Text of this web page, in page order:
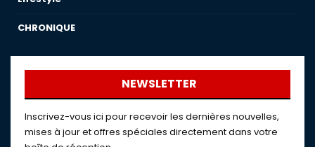
CHRONIQUE
NEWSLETTER
Inscrivez-vous ici pour recevoir les dernières nouvelles,
mises à jour et offres spéciales directement dans votre